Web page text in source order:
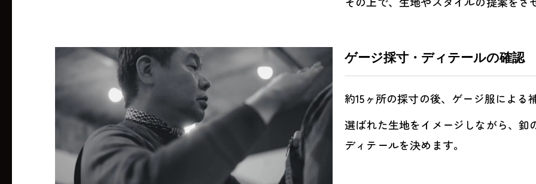
ゲージ採寸・ディテールの確認
約15ヶ所の採寸の後、ゲージ服による
選ばれた生地をイメージしながら、
ディテールを決めます。